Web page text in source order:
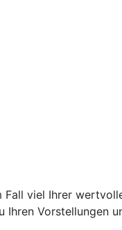
viel Ihrer
Vorstellungen